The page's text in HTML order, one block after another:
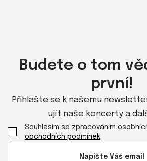
Budete o tom
první!
Přihlašte se k našemu
ujít naše koncerty a
Souhlasím se zpracováním
obchodních podmínek